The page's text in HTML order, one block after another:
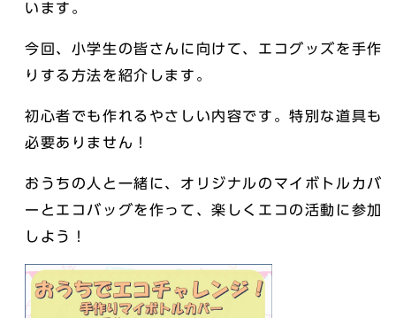
います。
今回、小学生の皆さんに向けて、エコグッズを手作
りする方法を紹介します。
初心者でも作れるやさしい内容です。特別な道具も
必要ありません！
おうちの人と一緒に、オリジナルのマイボトルカバ
ーとエコバッグを作って、楽しくエコの活動に参加
しよう！